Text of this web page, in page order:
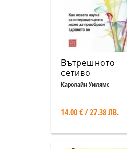
Вътрешното
сетиво
Каролайн Уилямс
14.00 € / 27.38 ЛВ.